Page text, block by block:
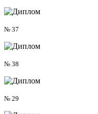
№ 37
№ 38
№ 29